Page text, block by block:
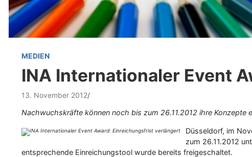
MEDIEN
INA Internationaler Event
13. November 2012
Nachwuchskräfte können noch bis zum 26.11.2012 ihre Konzepte
Düsseldorf, im
zum 26.11.2012
entsprechende Einreichungstool wurde bereits freigeschaltet.